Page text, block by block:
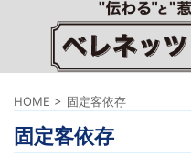
HOME > 固定客依存
固定客依存